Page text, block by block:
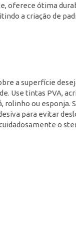
oferece ótima
a criação de
a superfície
Use tintas PVA,
rolinho ou esponja.
para evitar
o